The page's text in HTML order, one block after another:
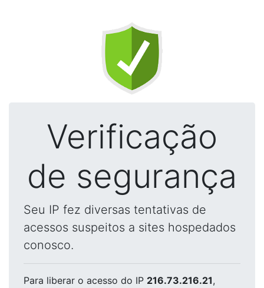
Verificação
de segurança
Seu IP fez diversas tentativas de
acessos suspeitos a sites hospedados
conosco.
Para liberar o acesso do IP 216.73.216.21,